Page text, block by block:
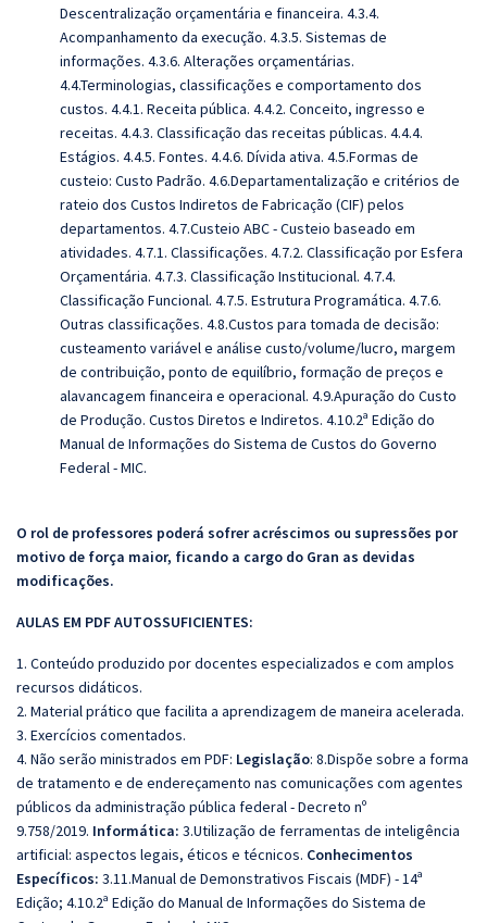
Descentralização orçamentária e financeira. 4.3.4.
Acompanhamento da execução. 4.3.5. Sistemas de
informações. 4.3.6. Alterações orçamentárias.
4.4.Terminologias, classificações e comportamento dos
custos. 4.4.1. Receita pública. 4.4.2. Conceito, ingresso e
receitas. 4.4.3. Classificação das receitas públicas. 4.4.4.
Estágios. 4.4.5. Fontes. 4.4.6. Dívida ativa. 4.5.Formas de
custeio: Custo Padrão. 4.6.Departamentalização e critérios de
rateio dos Custos Indiretos de Fabricação (CIF) pelos
departamentos. 4.7.Custeio ABC - Custeio baseado em
atividades. 4.7.1. Classificações. 4.7.2. Classificação por Esfera
Orçamentária. 4.7.3. Classificação Institucional. 4.7.4.
Classificação Funcional. 4.7.5. Estrutura Programática. 4.7.6.
Outras classificações. 4.8.Custos para tomada de decisão:
custeamento variável e análise custo/volume/lucro, margem
de contribuição, ponto de equilíbrio, formação de preços e
alavancagem financeira e operacional. 4.9.Apuração do Custo
de Produção. Custos Diretos e Indiretos. 4.10.2ª Edição do
Manual de Informações do Sistema de Custos do Governo
Federal - MIC.
O rol de professores poderá sofrer acréscimos ou supressões por
motivo de força maior, ficando a cargo do Gran as devidas
modificações.
AULAS EM PDF AUTOSSUFICIENTES:
1. Conteúdo produzido por docentes especializados e com amplos
recursos didáticos.
2. Material prático que facilita a aprendizagem de maneira acelerada.
3. Exercícios comentados.
4. Não serão ministrados em PDF: Legislação: 8.Dispõe sobre a forma
de tratamento e de endereçamento nas comunicações com agentes
públicos da administração pública federal - Decreto nº
9.758/2019. Informática: 3.Utilização de ferramentas de inteligência
artificial: aspectos legais, éticos e técnicos. Conhecimentos
Específicos: 3.11.Manual de Demonstrativos Fiscais (MDF) - 14ª
Edição; 4.10.2ª Edição do Manual de Informações do Sistema de